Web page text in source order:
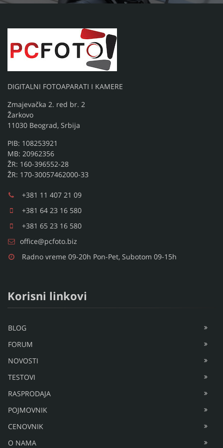
DIGITALNI FOTOAPARATI I KAMERE
Zmajevačka 2. red br. 2
Žarkovo
11030 Beograd, Srbija
PIB: 108253921
MB: 20962356
ŽR: 160-396552-28
ŽR: 170-30057462000-33
+381 11 407 21 09
+381 64 23 16 580
+381 65 23 16 580
office@pcfoto.biz
Radno vreme 09-20h Pon-Pet, Subotom 09-15h
Korisni linkovi
BLOG
FORUM
NOVOSTI
TESTOVI
RASPRODAJA
POJMOVNIK
CENOVNIK
O NAMA